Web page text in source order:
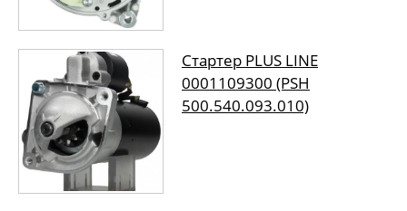
Стартер PLUS LINE
0001109300 (PSH
500.540.093.010)